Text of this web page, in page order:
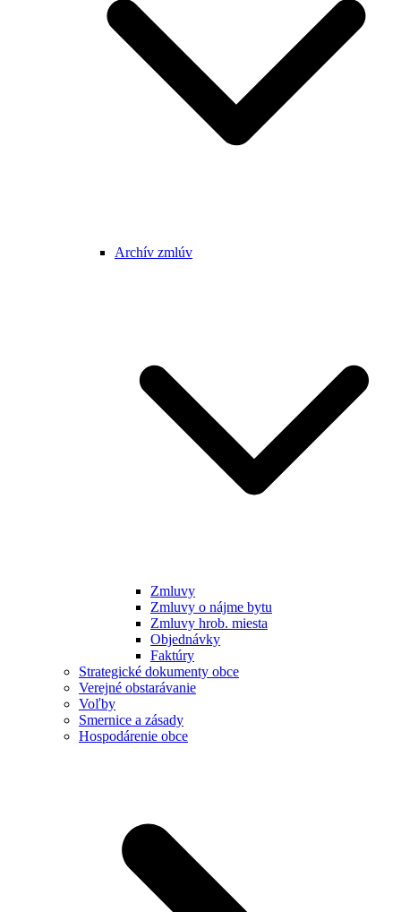
Archív zmlúv
Zmluvy
Zmluvy o nájme bytu
Zmluvy hrob. miesta
Objednávky
Faktúry
Strategické dokumenty obce
Verejné obstarávanie
Voľby
Smernice a zásady
Hospodárenie obce